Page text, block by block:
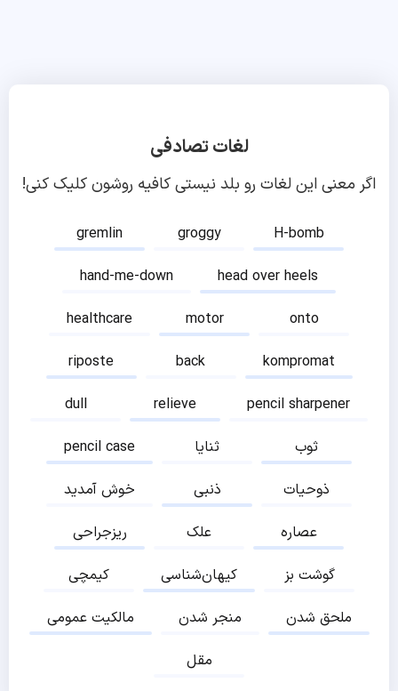
لغات تصادفی
اگر معنی این لغات رو بلد نیستی کافیه روشون کلیک کنی!
gremlin groggy
H-bomb
hand-me-down
head over heels
healthcare
motor
onto
riposte
back
kompromat
dull
relieve
pencil sharpener
pencil case
ثنایا
ثوب
خوش آمدید
ذنبی
ذوحیات
ریزجراحی
علک
عصاره
کیمچی
کیهان‌شناسی
گوشت بز
مالکیت عمومی
منجر شدن
ملحق شدن
مقل